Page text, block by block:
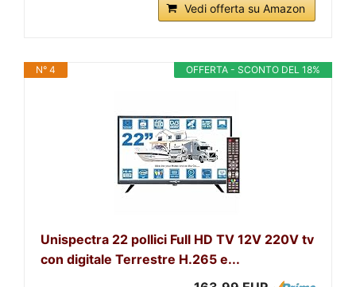
Vedi offerta su Amazon
OFFERTA - SCONTO DEL 18%
N° 4
Unispectra 22 pollici Full HD TV 12V 220V tv
con digitale Terrestre H.265 e...